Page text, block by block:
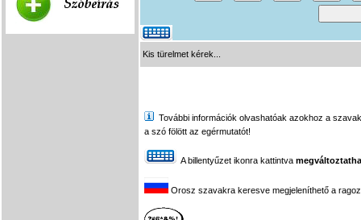
Kis türelmet kérek...
További információk olvashatóak azokhoz a
a szó fölött az egérmutatót!
A billentyűzet ikonra kattintva
Orosz szavakra keresve megjeleníthető a